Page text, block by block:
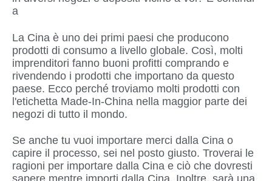
a
La Cina è uno dei primi paesi che producono
prodotti di consumo a livello globale. Così, molti
imprenditori fanno buoni profitti comprando e
rivendendo i prodotti che importano da questo
paese. Ecco perché troviamo molti prodotti con
l'etichetta Made-In-China nella maggior parte dei
negozi di tutto il mondo.
Se anche tu vuoi importare merci dalla Cina o
capire il processo, sei nel posto giusto. Troverai le
ragioni per importare dalla Cina e ciò che dovresti